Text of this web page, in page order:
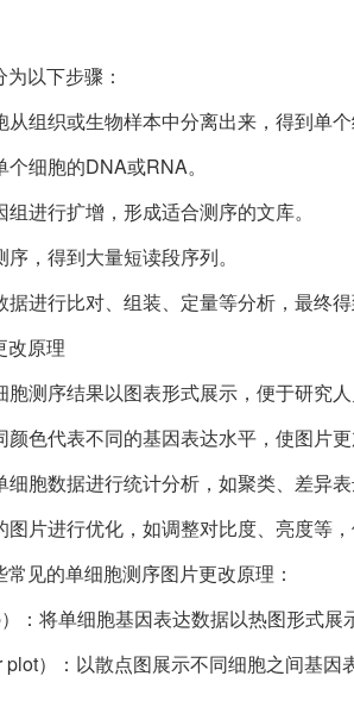
以下步骤：
组织或生物样本中分离出来，得到单个
细胞的DNA或RNA。
进行扩增，形成适合测序的文库。
，得到大量短读段序列。
进行比对、组装、定量等分析，最终得
改原理
测序结果以图表形式展示，便于研究人
色代表不同的基因表达水平，使图片更
胞数据进行统计分析，如聚类、差异表
片进行优化，如调整对比度、亮度等，
见的单细胞测序图片更改原理：
：将单细胞基因表达数据以热图形式展
plot）：以散点图展示不同细胞之间基